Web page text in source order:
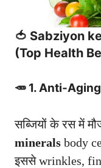
🍅 Sabziyon
(Top Health
🥕 1. Anti-Aging
सब्जियों के रस में
minerals body
इससे wrinkles,